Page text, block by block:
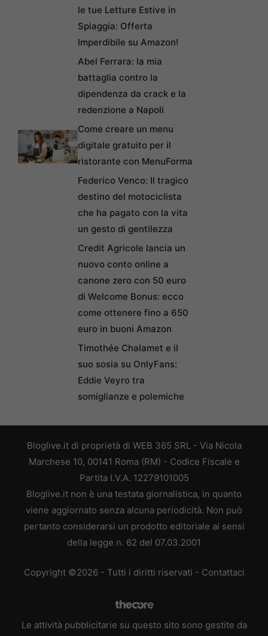
le tue Letture Estive in
Spiaggia: Offerta
Imperdibile su Amazon!
Abel Ferrara: la mia
battaglia contro la
dipendenza da crack e la
redenzione a Napoli
Come creare un menu
digitale gratuito per il
ristorante con MenuForma
Federico Venco: Il tragico
destino del motociclista
che ha pagato con la vita
un gesto di gentilezza
Credit Agricole lancia un
nuovo conto online a
canone zero con 50 euro
di Welcome Bonus: ecco
come ottenere fino a 650
euro in buoni Amazon
Timothée Chalamet e il
suo sosia su OnlyFans:
Eddie Veyro tra
somiglianze e polemiche
Bloglive.it di proprietà di WEB 365 SRL - Via Nicola
Marchese 10, 00141 Roma (RM) - Codice Fiscale e
Partita I.V.A. 12279101005
Bloglive.it non è una testata giornalistica, in quanto
viene aggiornato senza alcuna periodicità. Non può
pertanto considerarsi un prodotto editoriale ai sensi
della legge n. 62 del 07.03.2001
Copyright ©2026 - Tutti i diritti riservati - Contattaci
Le attività pubblicitarie su questo sito sono gestite da